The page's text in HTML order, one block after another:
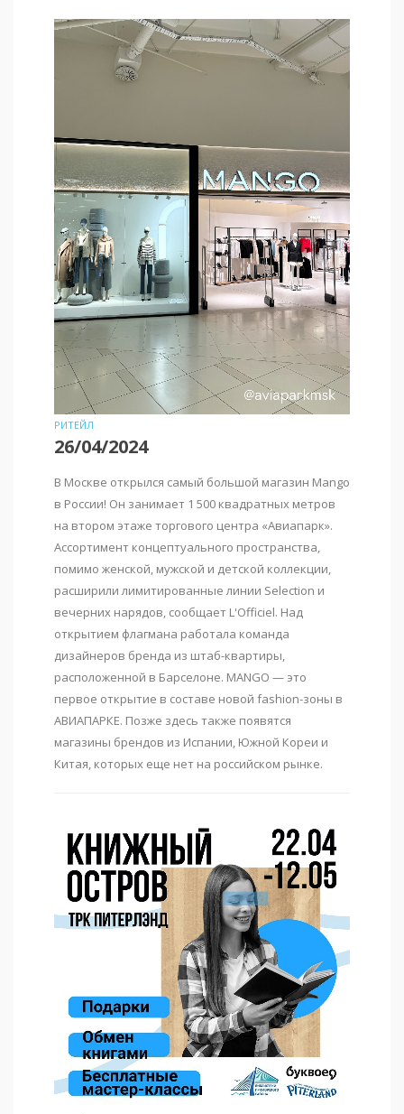
РИТЕЙЛ
26/04/2024
В Москве открылся самый большой магазин Mango
в России! Он занимает 1 500 квадратных метров
на втором этаже торгового центра «Авиапарк».
Ассортимент концептуального пространства,
помимо женской, мужской и детской коллекции,
расширили лимитированные линии Selection и
вечерних нарядов, сообщает L'Officiel. Над
открытием флагмана работала команда
дизайнеров бренда из штаб-квартиры,
расположенной в Барселоне. MANGO — это
первое открытие в составе новой fashion-зоны в
АВИАПАРКЕ. Позже здесь также появятся
магазины брендов из Испании, Южной Кореи и
Китая, которых еще нет на российском рынке.